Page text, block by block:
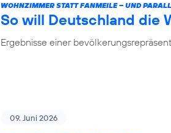
WOHNZIMMER STATT FANMEILE – UND
So will Deutschland die
Ergebnisse einer
09. Juni 2026